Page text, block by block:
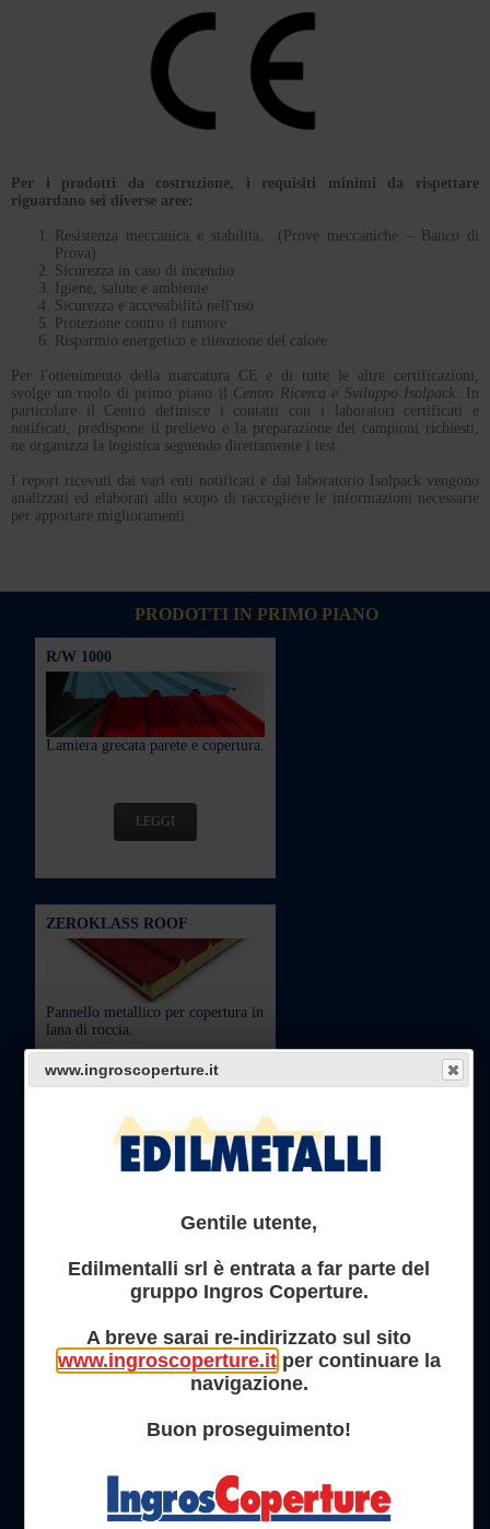
Per i prodotti da costruzione, i requisiti minimi da rispettare
riguardano sei diverse aree:
Resistenza meccanica e stabilità. (Prove meccaniche – Banco di
Prova)
Sicurezza in caso di incendio
Igiene, salute e ambiente
Sicurezza e accessibilità nell'uso
Protezione contro il rumore
Risparmio energetico e ritenzione del calore
Per l'ottenimento della marcatura CE e di tutte le altre certificazioni,
svolge un ruolo di primo piano il Centro Ricerca e Sviluppo Isolpack. In
particolare il Centro definisce i contatti con i laboratori certificati e
notificati, predispone il prelievo e la preparazione dei campioni richiesti,
ne organizza la logistica seguendo direttamente i test.
I report ricevuti dai vari enti notificati e dal laboratorio Isolpack vengono
analizzati ed elaborati allo scopo di raccogliere le informazioni necessarie
per apportare miglioramenti.
PRODOTTI IN PRIMO PIANO
R/W 1000
Lamiera grecata parete e copertura.
LEGGI
ZEROKLASS ROOF
Pannello metallico per copertura in
lana di roccia.
LEGGI
Lamiere grecata ad aderenza
migliorata per solai.
LEGGI
www.ingroscoperture.it
Gentile utente,
Edilmentalli srl è entrata a far parte del
gruppo Ingros Coperture.
A breve sarai re-indirizzato sul sito
www.ingroscoperture.itper continuare la
navigazione.
Buon proseguimento!